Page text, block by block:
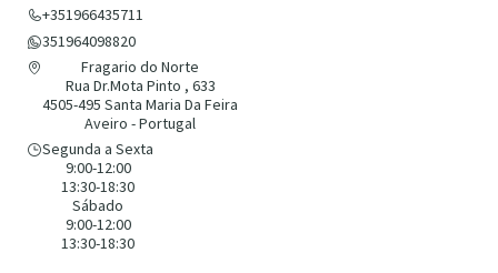
+351966435711
351964098820
Fragario do Norte
Rua Dr.Mota Pinto , 633
4505-495 Santa Maria Da Feira
Aveiro - Portugal
Segunda a Sexta
9:00-12:00
13:30-18:30
Sábado
9:00-12:00
13:30-18:30